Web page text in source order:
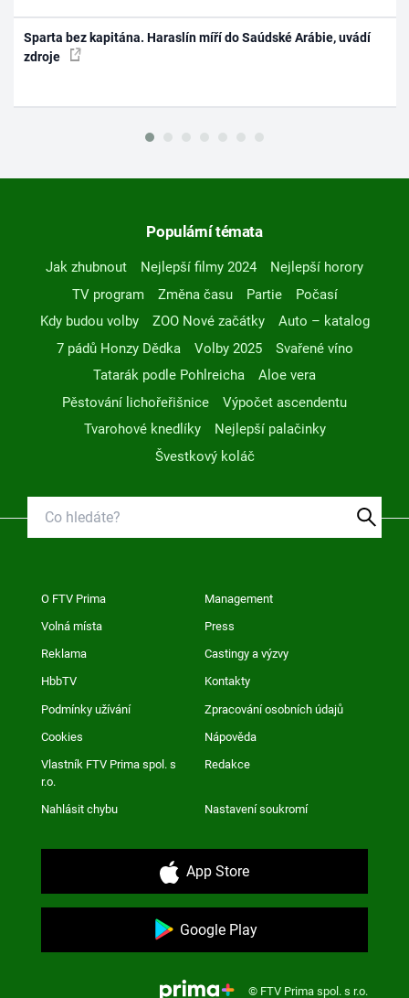
Sparta bez kapitána. Haraslín míří do Saúdské Arábie, uvádí
zdroje
Populární témata
Jak zhubnout Nejlepší filmy 2024
Nejlepší horory
TV program
Změna času Partie
Počasí
Kdy budou volby
ZOO Nové začátky
Auto – katalog
7 pádů Honzy Dědka
Volby 2025
Svařené víno
Tatarák podle Pohlreicha
Aloe vera
Pěstování lichořeřišnice
Výpočet ascendentu
Tvarohové knedlíky
Nejlepší palačinky
Švestkový koláč
O FTV Prima Management
Volná místa Press
Reklama Castingy a výzvy
HbbTV Kontakty
Podmínky užívání Zpracování osobních údajů
Cookies Nápověda
Vlastník FTV Prima spol. s
r.o.
Redakce
Nahlásit chybu Nastavení soukromí
App Store
Google Play
© FTV Prima spol. s r.o.